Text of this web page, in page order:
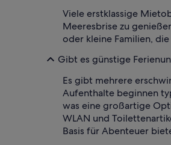
Viele erstklassige
Meeresbrise zu
oder kleine Familien,
Gibt es günstige
Es gibt mehrere
Aufenthalte beginnen
was eine großartige
WLAN und
Basis für Abenteuer